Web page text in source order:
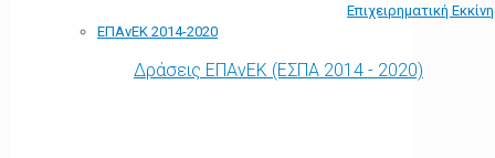
Επιχειρηματική
ΕΠΑνΕΚ 2014-2020
Δράσεις ΕΠΑνΕΚ (ΕΣΠΑ 2014 - 2020)